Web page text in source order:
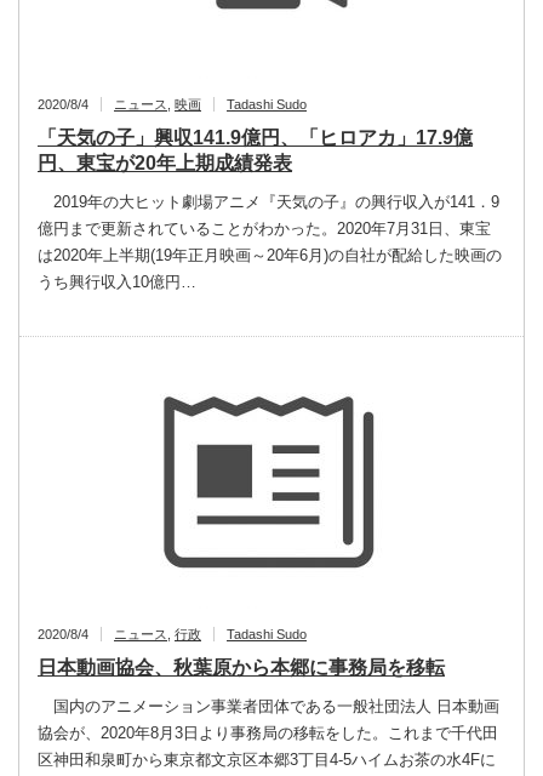
2020/8/4 ニュース 映画 Tadashi Sudo
「天気の子」興収141.9億円、「ヒロアカ」17.9億
円、東宝が20年上期成績発表
2019年の大ヒット劇場アニメ『天気の子』の興行収入が141．9
億円まで更新されていることがわかった。2020年7月31日、東宝
は2020年上半期(19年正月映画～20年6月)の自社が配給した映画の
うち興行収入10億円…
2020/8/4 ニュース 行政 Tadashi Sudo
日本動画協会、秋葉原から本郷に事務局を移転
国内のアニメーション事業者団体である一般社団法人 日本動画
協会が、2020年8月3日より事務局の移転をした。これまで千代田
区神田和泉町から東京都文京区本郷3丁目4-5ハイムお茶の水4Fに